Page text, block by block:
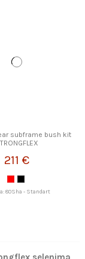
subframe bush kit
211 €
80Sha - Standart